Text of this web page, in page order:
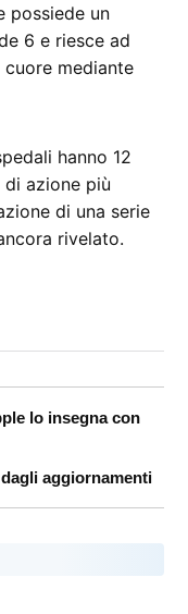
possiede un
6 e riesce ad
mediante
hanno 12
azione più
di una serie
rivelato.
lo insegna con
aggiornamenti